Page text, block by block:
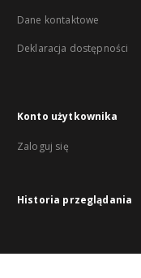
Dane kontaktowe
Deklaracja dostępności
Konto użytkownika
Zaloguj się
Historia przeglądania